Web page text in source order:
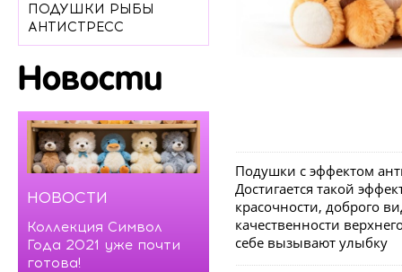
Подушки с эффектом
Достигается такой
красочности, доброго
качественности
себе вызывают улыбку
ПОДУШКИ РЫБЫ
АНТИСТРЕСС
Новости
НОВОСТИ
Коллекция Символ
Года 2021 уже почти
готова!